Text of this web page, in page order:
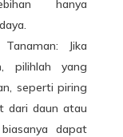
hanya
Jika
pilihlah yang
seperti piring
dari daun atau
dapat